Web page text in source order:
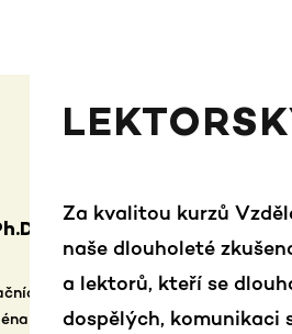
Za kvalitou kurzů
naše dlouholeté
a lektorů, kteří se
dospělých, komunikaci
Psycholožka, vedoucí
krizové intervence a